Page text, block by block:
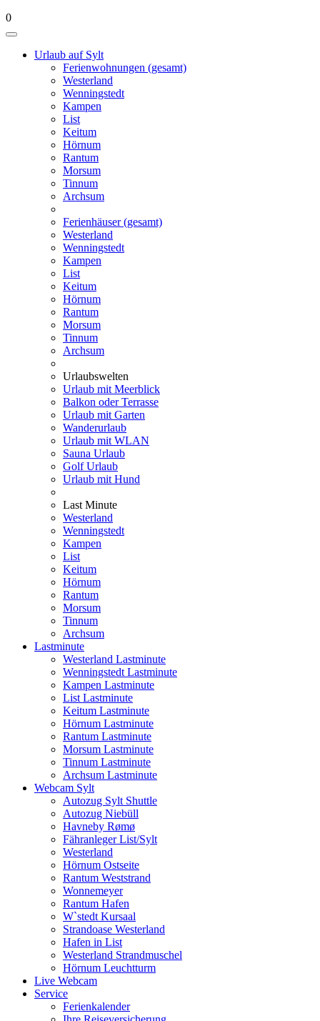
0
Urlaub auf Sylt
Ferienwohnungen (gesamt)
Westerland
Wenningstedt
Kampen
List
Keitum
Hörnum
Rantum
Morsum
Tinnum
Archsum
Ferienhäuser (gesamt)
Westerland
Wenningstedt
Kampen
List
Keitum
Hörnum
Rantum
Morsum
Tinnum
Archsum
Urlaubswelten
Urlaub mit Meerblick
Balkon oder Terrasse
Urlaub mit Garten
Wanderurlaub
Urlaub mit WLAN
Sauna Urlaub
Golf Urlaub
Urlaub mit Hund
Last Minute
Westerland
Wenningstedt
Kampen
List
Keitum
Hörnum
Rantum
Morsum
Tinnum
Archsum
Lastminute
Westerland Lastminute
Wenningstedt Lastminute
Kampen Lastminute
List Lastminute
Keitum Lastminute
Hörnum Lastminute
Rantum Lastminute
Morsum Lastminute
Tinnum Lastminute
Archsum Lastminute
Webcam Sylt
Autozug Sylt Shuttle
Autozug Niebüll
Havneby Rømø
Fähranleger List/Sylt
Westerland
Hörnum Ostseite
Rantum Weststrand
Wonnemeyer
Rantum Hafen
W`stedt Kursaal
Strandoase Westerland
Hafen in List
Westerland Strandmuschel
Hörnum Leuchtturm
Live Webcam
Service
Ferienkalender